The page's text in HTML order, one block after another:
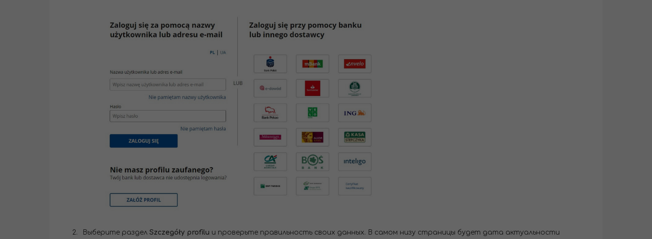
Выберите разделSzczegóły profilu и проверьте правильность своих данных. В самом низу страницы будет дата актуальности